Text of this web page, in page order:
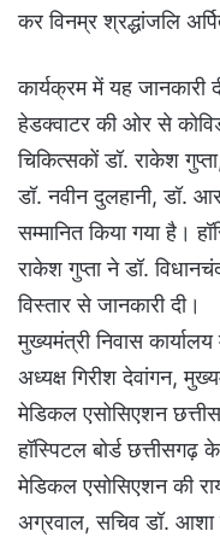
कर विनम्र श्रद्धांजलि
कार्यक्रम में यह
हेडक्वाटर की ओर से
चिकित्सकों डॉ. राकेश
डॉ. नवीन दुलहानी, डॉ.
सम्मानित किया गया है।
राकेश गुप्ता ने डॉ.
विस्तार से जानकारी दी।
मुख्यमंत्री निवास
अध्यक्ष गिरीश देवांगन,
मेडिकल एसोसिएशन
हॉस्पिटल बोर्ड छत्तीसगढ़
मेडिकल एसोसिएशन की
अग्रवाल, सचिव डॉ. आशा